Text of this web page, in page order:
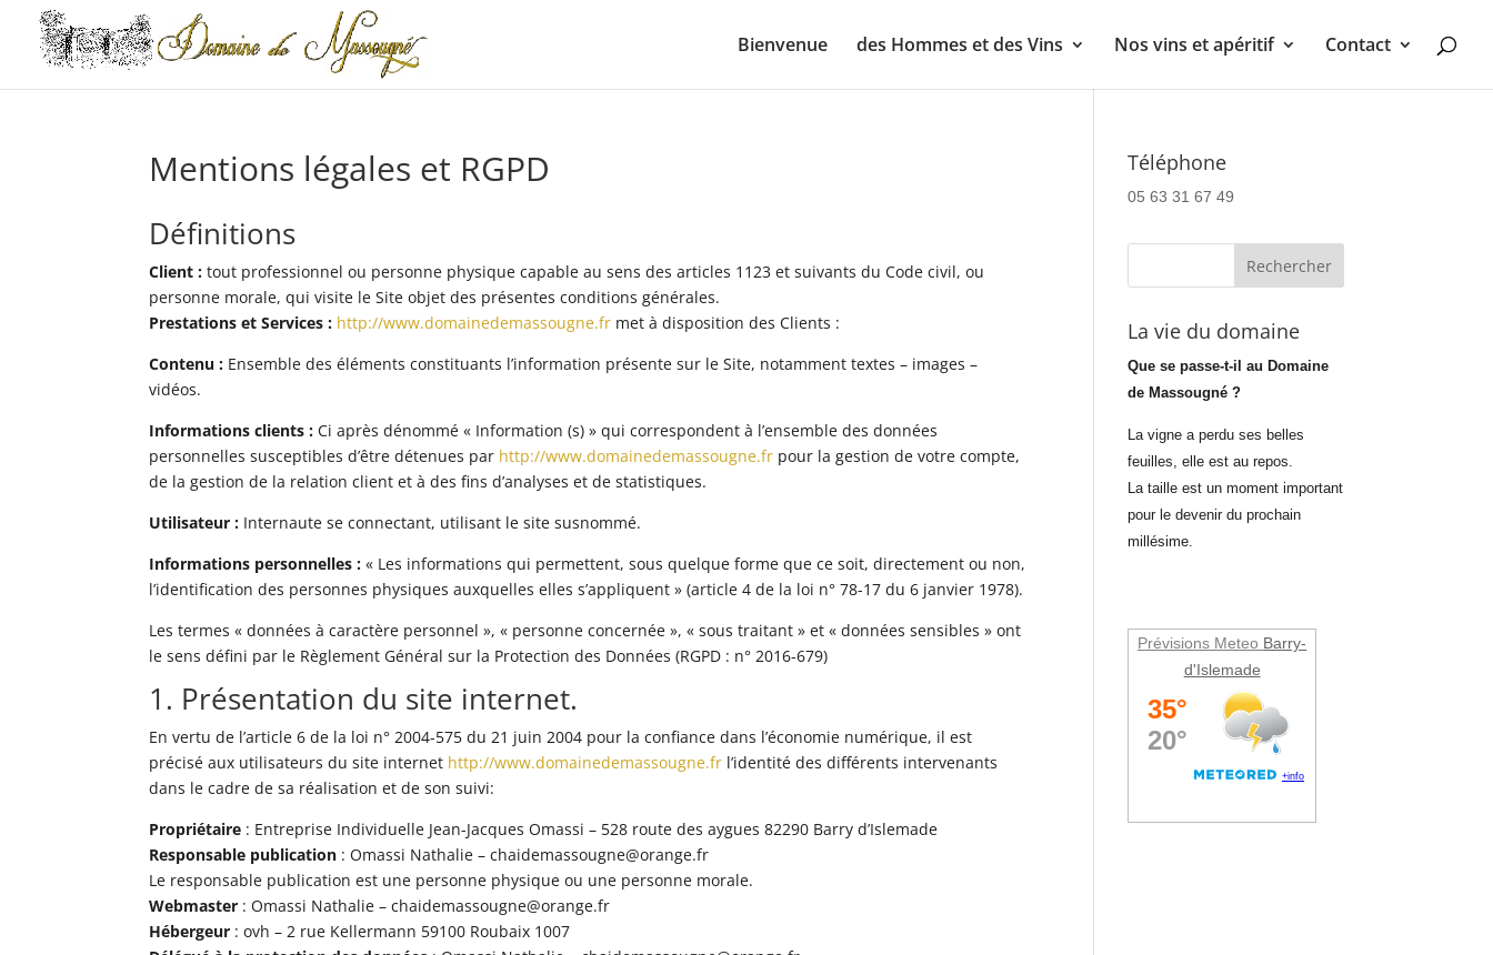
Bienvenue des Hommes et des Vins Nos vins et apéritif Contact
Mentions légales et RGPD
Définitions
Client : tout professionnel ou personne physique capable au sens des articles 1123 et suivants du Code civil, ou
personne morale, qui visite le Site objet des présentes conditions générales.
Prestations et Services : http://www.domainedemassougne.fr met à disposition des Clients :
Contenu : Ensemble des éléments constituants l’information présente sur le Site, notamment textes – images –
vidéos.
Informations clients : Ci après dénommé « Information (s) » qui correspondent à l’ensemble des données
personnelles susceptibles d’être détenues par http://www.domainedemassougne.fr pour la gestion de votre compte,
de la gestion de la relation client et à des fins d’analyses et de statistiques.
Utilisateur : Internaute se connectant, utilisant le site susnommé.
Informations personnelles : « Les informations qui permettent, sous quelque forme que ce soit, directement ou non,
l’identification des personnes physiques auxquelles elles s’appliquent » (article 4 de la loi n° 78-17 du 6 janvier 1978).
Les termes « données à caractère personnel », « personne concernée », « sous traitant » et « données sensibles » ont
le sens défini par le Règlement Général sur la Protection des Données (RGPD : n° 2016-679)
1. Présentation du site internet.
En vertu de l’article 6 de la loi n° 2004-575 du 21 juin 2004 pour la confiance dans l’économie numérique, il est
précisé aux utilisateurs du site internet http://www.domainedemassougne.fr l’identité des différents intervenants
dans le cadre de sa réalisation et de son suivi:
Propriétaire : Entreprise Individuelle Jean-Jacques Omassi – 528 route des aygues 82290 Barry d’Islemade
Responsable publication : Omassi Nathalie – chaidemassougne@orange.fr
Le responsable publication est une personne physique ou une personne morale.
Webmaster : Omassi Nathalie – chaidemassougne@orange.fr
Hébergeur : ovh – 2 rue Kellermann 59100 Roubaix 1007
Téléphone
05 63 31 67 49
La vie du domaine
Que se passe-t-il au Domaine
de Massougné ?
La vigne a perdu ses belles
feuilles, elle est au repos.
La taille est un moment important
pour le devenir du prochain
millésime.
Prévisions Meteo Barry-
d'Islemade